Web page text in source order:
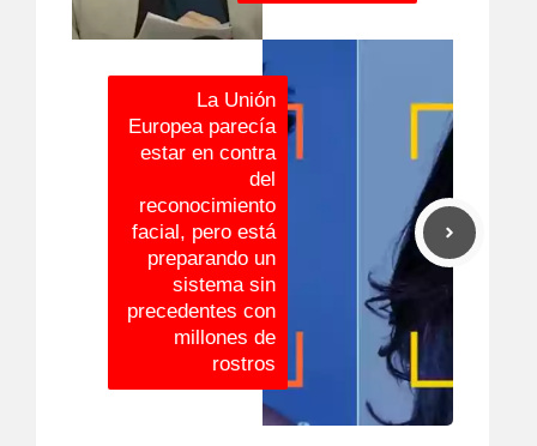
La Unión
Europea parecía
estar en contra
del
reconocimiento
facial, pero está
preparando un
sistema sin
precedentes con
millones de
rostros